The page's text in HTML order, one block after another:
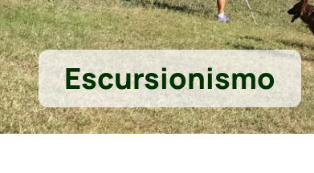
Escursionismo